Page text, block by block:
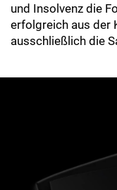
und Insolvenz die
erfolgreich aus der
ausschließlich die